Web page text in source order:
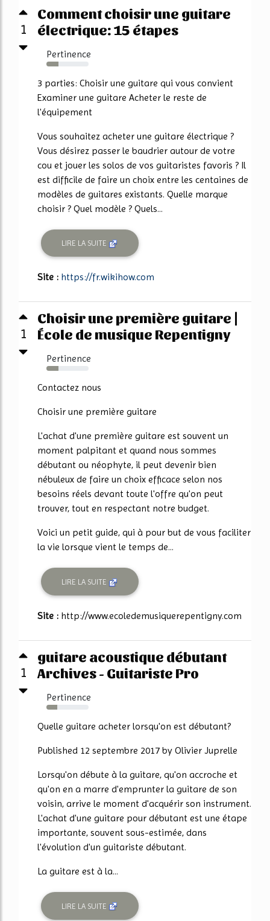
1
Comment choisir une guitare
électrique: 15 étapes
Pertinence
29%
3 parties: Choisir une guitare qui vous convient
Examiner une guitare Acheter le reste de
l'équipement
Vous souhaitez acheter une guitare électrique ?
Vous désirez passer le baudrier autour de votre
cou et jouer les solos de vos guitaristes favoris ? Il
est difficile de faire un choix entre les centaines de
modèles de guitares existants. Quelle marque
choisir ? Quel modèle ? Quels...
LIRE LA SUITE
Site : https://fr.wikihow.com
1
Choisir une première guitare |
École de musique Repentigny
Pertinence
29%
Contactez nous
Choisir une première guitare
L'achat d'une première guitare est souvent un
moment palpitant et quand nous sommes
débutant ou néophyte, il peut devenir bien
nébuleux de faire un choix efficace selon nos
besoins réels devant toute l'offre qu'on peut
trouver, tout en respectant notre budget.
Voici un petit guide, qui à pour but de vous faciliter
la vie lorsque vient le temps de...
LIRE LA SUITE
Site : http://www.ecoledemusiquerepentigny.com
1
guitare acoustique débutant
Archives - Guitariste Pro
Pertinence
25%
Quelle guitare acheter lorsqu'on est débutant?
Published 12 septembre 2017 by Olivier Juprelle
Lorsqu'on débute à la guitare, qu'on accroche et
qu'on en a marre d'emprunter la guitare de son
voisin, arrive le moment d'acquérir son instrument.
L'achat d'une guitare pour débutant est une étape
importante, souvent sous-estimée, dans
l'évolution d'un guitariste débutant.
La guitare est à la...
LIRE LA SUITE